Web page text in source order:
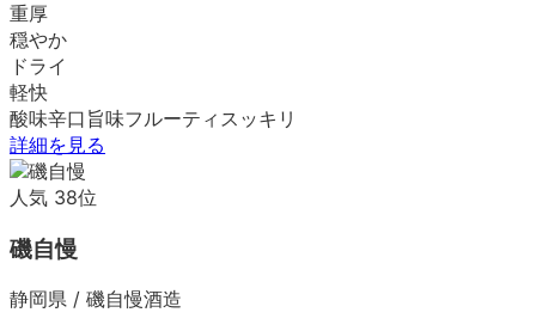
重厚
穏やか
ドライ
軽快
酸味辛口 旨味フルーティ スッキリ
詳細を見る
人気 38位
磯自慢
静岡県 / 磯自慢酒造